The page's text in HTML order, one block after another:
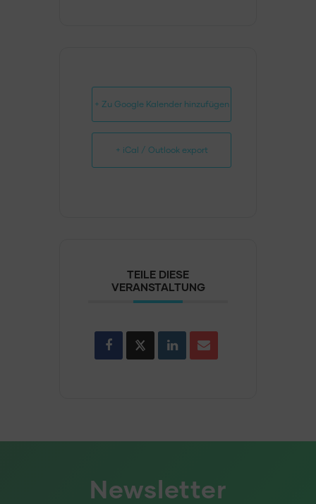
+ Zu Google Kalender hinzufügen
+ iCal / Outlook export
TEILE DIESE
VERANSTALTUNG
Newsletter